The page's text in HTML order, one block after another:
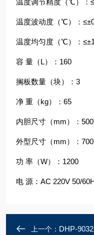
温度调节精度（℃）：
温度波动度（℃）：
温度均匀度（℃）：≤±1
容 量（L）：160
搁板数量（块）：3
净 重（kg）：65
内胆尺寸（mm）：
外型尺寸（mm）：
功 率（W）：1200
电 源：AC 220V 50/
上一个： DHP-